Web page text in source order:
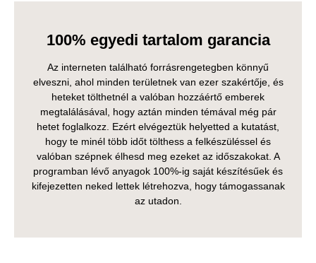
100% egyedi tartalom garancia
Az interneten található forrásrengetegben könnyű
elveszni, ahol minden területnek van ezer szakértője, és
heteket tölthetnél a valóban hozzáértő emberek
megtalálásával, hogy aztán minden témával még pár
hetet foglalkozz. Ezért elvégeztük helyetted a kutatást,
hogy te minél több időt tölthess a felkészüléssel és
valóban szépnek élhesd meg ezeket az időszakokat. A
programban lévő anyagok 100%-ig saját készítésűek és
kifejezetten neked lettek létrehozva, hogy támogassanak
az utadon.